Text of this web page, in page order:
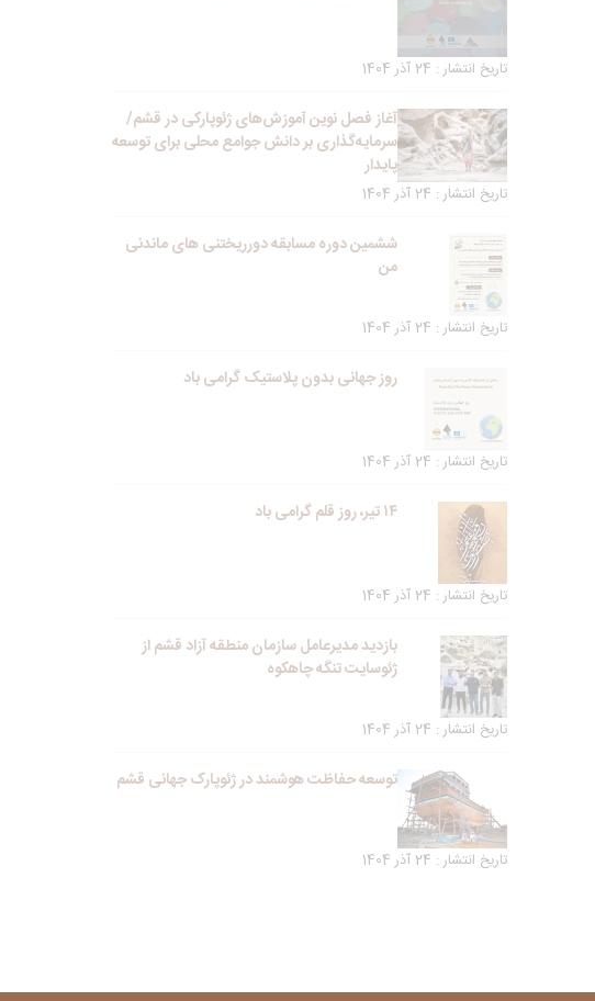
تاریخ انتشار : 24 آذر 1404
آغاز فصل نوین آموزش‌های ژئوپارکی در قشم/
سرمایه‌گذاری بر دانش جوامع محلی برای توسعه
پایدار
تاریخ انتشار : 24 آذر 1404
ششمین دوره مسابقه دورریختنی های ماندنی
من
تاریخ انتشار : 24 آذر 1404
روز جهانی بدون پلاستیک گرامی باد
تاریخ انتشار : 24 آذر 1404
۱۴ تیر، روز قلم گرامی باد
تاریخ انتشار : 24 آذر 1404
بازدید مدیرعامل سازمان منطقه آزاد قشم از
ژئوسایت تنگه چاهکوه
تاریخ انتشار : 24 آذر 1404
توسعه حفاظت هوشمند در ژئوپارک جهانی قشم
تاریخ انتشار : 24 آذر 1404